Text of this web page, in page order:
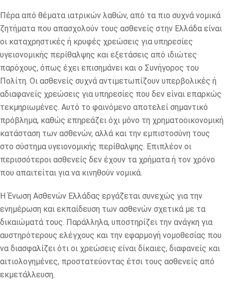
Πέρα από θέματα ιατρικών λαθών, από τα πιο συχνά νομικά
ζητήματα που απασχολούν τους ασθενείς στην Ελλάδα είναι
οι καταχρηστικές ή κρυφές χρεώσεις για υπηρεσίες
υγειονομικής περίθαλψης και εξετάσεις από ιδιώτες
παρόχους, όπως έχει επισημάνει και ο Συνήγορος του
Πολίτη. Οι ασθενείς συχνά αντιμετωπίζουν υπερβολικές ή
αδιαφανείς χρεώσεις για υπηρεσίες που δεν είναι επαρκώς
τεκμηριωμένες. Αυτό το φαινόμενο αποτελεί σημαντικό
πρόβλημα, καθώς επηρεάζει όχι μόνο τη χρηματοοικονομική
κατάσταση των ασθενών, αλλά και την εμπιστοσύνη τους
στο σύστημα υγειονομικής περίθαλψης. Επιπλέον οι
περισσότεροι ασθενείς δεν έχουν τα χρήματα ή τον χρόνο
που απαιτείται για να κινηθούν νομικά.
Η Ένωση Ασθενών Ελλάδας εργάζεται συνεχώς για την
ενημέρωση και εκπαίδευση των ασθενών σχετικά με τα
δικαιώματά τους. Παράλληλα, υποστηρίζει την ανάγκη για
αυστηρότερους ελέγχους και την εφαρμογή νομοθεσίας που
να διασφαλίζει ότι οι χρεώσεις είναι δίκαιες, διαφανείς και
αιτιολογημένες, προστατεύοντας έτσι τους ασθενείς από
εκμετάλλευση.